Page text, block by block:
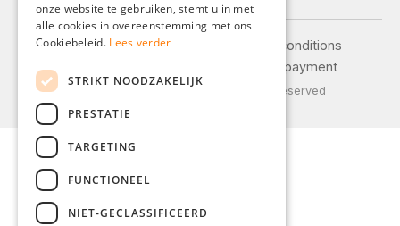
Legal notice
General terms and conditions
Shipping and payment
© 2026 Weidinger GmbH, All Rights Reserved
ITALIAN
onze website te gebruiken, stemt u in met
alle cookies in overeenstemming met ons
Cookiebeleid. Lees verder
STRIKT NOODZAKELIJK
PRESTATIE
TARGETING
FUNCTIONEEL
NIET-GECLASSIFICEERD